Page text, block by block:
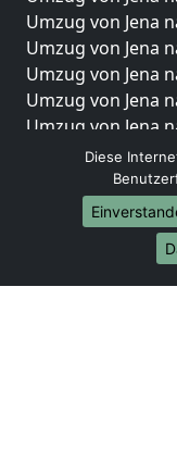
Umzug von Jena
Umzug von Jena
Umzug von Jena
Umzug von Jena
Umzug von Jena
Umzug von Jena
Umzug von Jena
Umzug von Jena
Umzug von Jena
Diese